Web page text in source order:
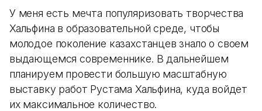
У меня есть мечта популяризовать творчества
Хальфина в образовательной среде, чтобы
молодое поколение казахстанцев знало о своем
выдающемся современнике. В дальнейшем
планируем провести большую масштабную
выставку работ Рустама Хальфина, куда войдет
их максимальное количество.